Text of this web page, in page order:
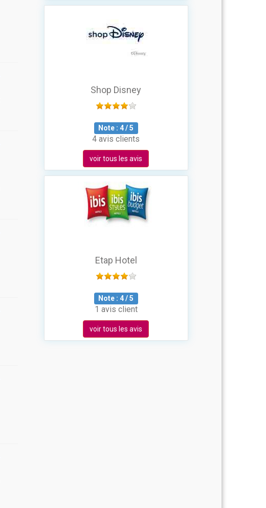
Shop Disney
Note : 4/5
4 avis clients
voir tous les avis
Etap Hotel
Note : 4/5
1 avis client
voir tous les avis